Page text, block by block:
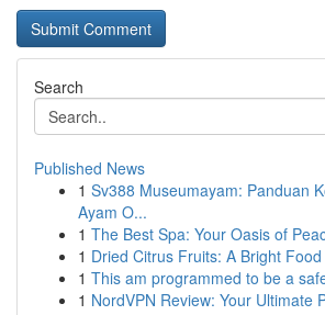
Search
Published News
1 Sv388 Museumayam: Panduan
Ayam O...
1 The Best Spa: Your Oasis of
1 Dried Citrus Fruits: A Bright
1 This am programmed to be a
1 NordVPN Review: Your Ultimate